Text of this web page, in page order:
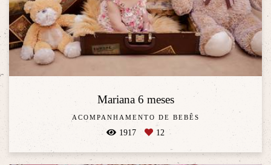
Mariana 6 meses
ACOMPANHAMENTO DE BEBÊS
1917 12